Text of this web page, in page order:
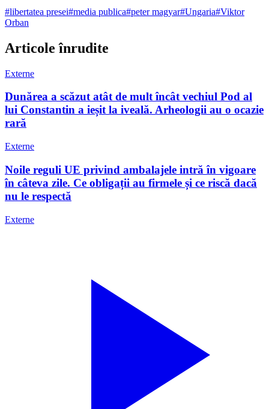
#libertatea presei#media publica#peter magyar#Ungaria#Viktor
Orban
Articole înrudite
Externe
Dunărea a scăzut atât de mult încât vechiul Pod al
lui Constantin a ieșit la iveală. Arheologii au o ocazie
rară
Externe
Noile reguli UE privind ambalajele intră în vigoare
în câteva zile. Ce obligații au firmele și ce riscă dacă
nu le respectă
Externe